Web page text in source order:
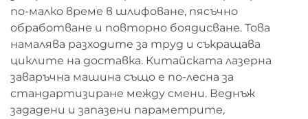
по-малко време в шлифоване, пясъчно
обработване и повторно боядисване. Това
намалява разходите за труд и съкращава
циклите на доставка. Китайската лазерна
заваръчна машина също е по-лесна за
стандартизиране между смени. Веднъж
зададени и запазени параметрите,